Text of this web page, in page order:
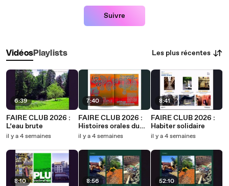
Suivre
VidéosPlaylists Les plus récentes
6:39
FAIRE CLUB 2026 :
L’eau brute
il y a 4 semaines
8:10
7:40
FAIRE CLUB 2026 :
Histoires orales du
travail à Paris
il y a 4 semaines
8:56
8:41
FAIRE CLUB 2026 :
Habiter solidaire
il y a 4 semaines
52:10